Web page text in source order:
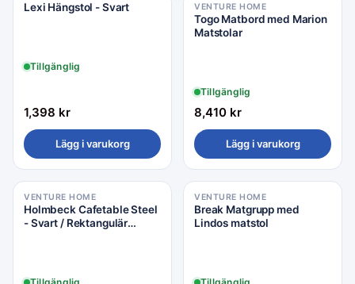
Lexi Hängstol - Svart
Tillgänglig
1,398 kr
Lägg i varukorg
VENTURE HOME
Togo Matbord med Marion
Matstolar
Tillgänglig
8,410 kr
Lägg i varukorg
VENTURE HOME
Holmbeck Cafetable Steel
- Svart / Rektangulär
VENTURE HOME
Break Matgrupp med
Lindos matstol